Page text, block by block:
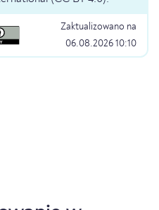
Zaktualizowano na
06.08.2026 10:10